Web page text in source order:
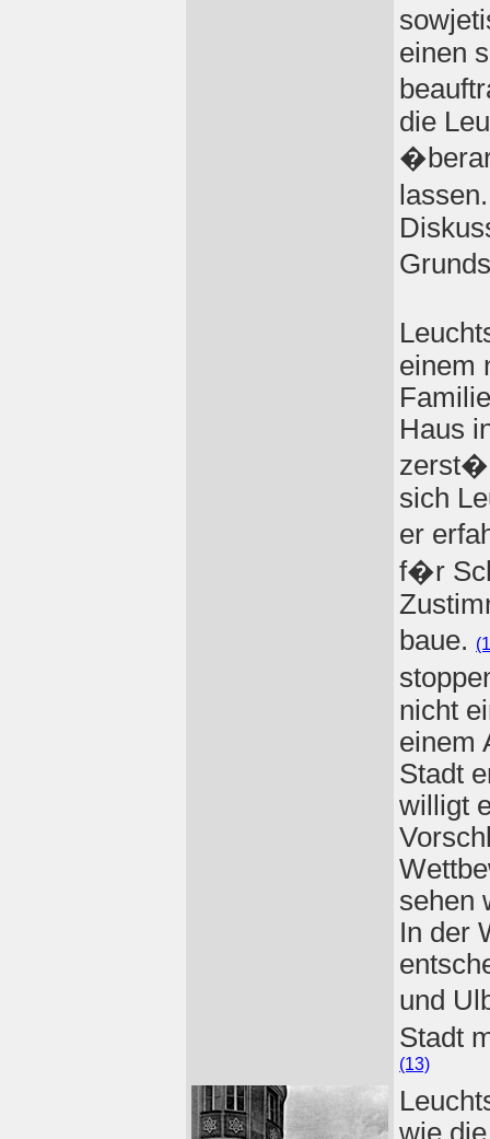
einen
die
einem
Haus
sich
er
f�r
baue.
nicht
einem
Stadt
willigt
sehen
In der
und
Stadt
(13)
wie